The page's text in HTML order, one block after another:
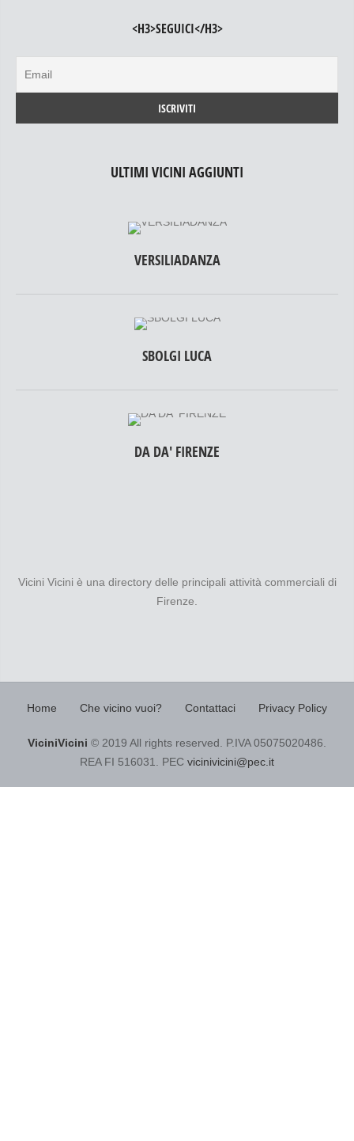
<H3>SEGUICI</H3>
ULTIMI VICINI AGGIUNTI
VERSILIADANZA
SBOLGI LUCA
DA DA' FIRENZE
Vicini Vicini è una directory delle principali attività commerciali di
Firenze.
Home Che vicino vuoi? Contattaci Privacy Policy
ViciniVicini © 2019 All rights reserved. P.IVA 05075020486.
REA FI 516031. PEC vicinivicini@pec.it